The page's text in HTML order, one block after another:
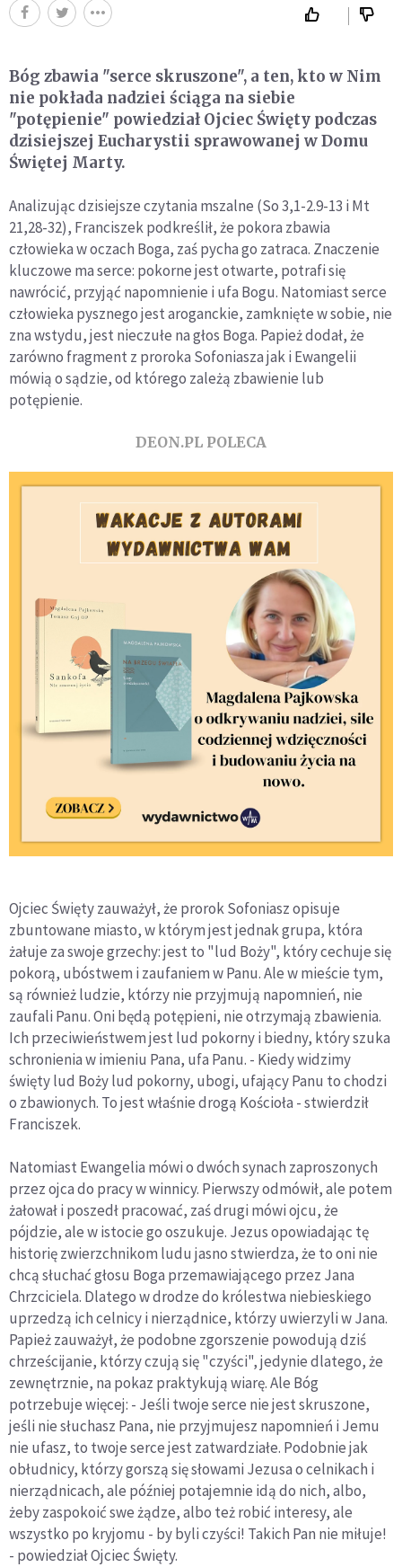
Bóg zbawia "serce skruszone", a ten, kto w Nim
nie pokłada nadziei ściąga na siebie
"potępienie" powiedział Ojciec Święty podczas
dzisiejszej Eucharystii sprawowanej w Domu
Świętej Marty.
Analizując dzisiejsze czytania mszalne (So 3,1-2.9-13 i Mt
21,28-32), Franciszek podkreślił, że pokora zbawia
człowieka w oczach Boga, zaś pycha go zatraca. Znaczenie
kluczowe ma serce: pokorne jest otwarte, potrafi się
nawrócić, przyjąć napomnienie i ufa Bogu. Natomiast serce
człowieka pysznego jest aroganckie, zamknięte w sobie, nie
zna wstydu, jest nieczułe na głos Boga. Papież dodał, że
zarówno fragment z proroka Sofoniasza jak i Ewangelii
mówią o sądzie, od którego zależą zbawienie lub
potępienie.
DEON.PL POLECA
Ojciec Święty zauważył, że prorok Sofoniasz opisuje
zbuntowane miasto, w którym jest jednak grupa, która
żałuje za swoje grzechy: jest to "lud Boży", który cechuje się
pokorą, ubóstwem i zaufaniem w Panu. Ale w mieście tym,
są również ludzie, którzy nie przyjmują napomnień, nie
zaufali Panu. Oni będą potępieni, nie otrzymają zbawienia.
Ich przeciwieństwem jest lud pokorny i biedny, który szuka
schronienia w imieniu Pana, ufa Panu. - Kiedy widzimy
święty lud Boży lud pokorny, ubogi, ufający Panu to chodzi
o zbawionych. To jest właśnie drogą Kościoła - stwierdził
Franciszek.
Natomiast Ewangelia mówi o dwóch synach zaproszonych
przez ojca do pracy w winnicy. Pierwszy odmówił, ale potem
żałował i poszedł pracować, zaś drugi mówi ojcu, że
pójdzie, ale w istocie go oszukuje. Jezus opowiadając tę
historię zwierzchnikom ludu jasno stwierdza, że to oni nie
chcą słuchać głosu Boga przemawiającego przez Jana
Chrzciciela. Dlatego w drodze do królestwa niebieskiego
uprzedzą ich celnicy i nierządnice, którzy uwierzyli w Jana.
Papież zauważył, że podobne zgorszenie powodują dziś
chrześcijanie, którzy czują się "czyści", jedynie dlatego, że
zewnętrznie, na pokaz praktykują wiarę. Ale Bóg
potrzebuje więcej: - Jeśli twoje serce nie jest skruszone,
jeśli nie słuchasz Pana, nie przyjmujesz napomnień i Jemu
nie ufasz, to twoje serce jest zatwardziałe. Podobnie jak
obłudnicy, którzy gorszą się słowami Jezusa o celnikach i
nierządnicach, ale później potajemnie idą do nich, albo,
żeby zaspokoić swe żądze, albo też robić interesy, ale
wszystko po kryjomu - by byli czyści! Takich Pan nie miłuje!
- powiedział Ojciec Święty.